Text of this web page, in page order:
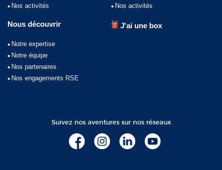
Nos activités
Nos activités
Nous découvrir
Notre expertise
Notre équipe
Nos partenaires
Nos engagements RSE
J'ai une box
Suivez nos aventures sur nos réseaux